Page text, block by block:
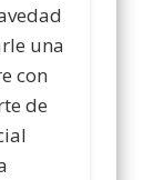
una
con
de